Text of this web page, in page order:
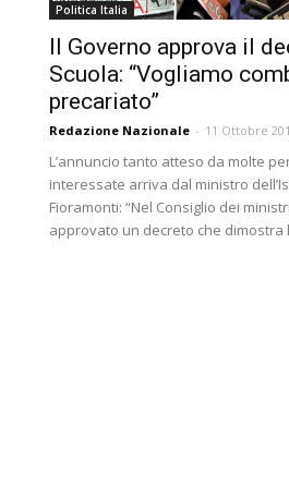
Politica Italia
Il Governo approva il
Scuola: “Vogliamo
precariato”
Redazione Nazionale - 11 Ottobre
L’annuncio tanto atteso da molte
interessate arriva dal ministro
Fioramonti: “Nel Consiglio dei
approvato un decreto che dimostra